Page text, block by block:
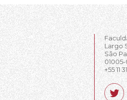
Largo
São
01005-
+55 11